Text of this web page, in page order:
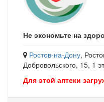
Не экономьте на
Ростов-на-Дону,
Добровольского, 15, 1
Для этой аптеки